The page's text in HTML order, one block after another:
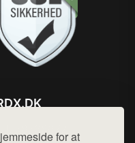
for at